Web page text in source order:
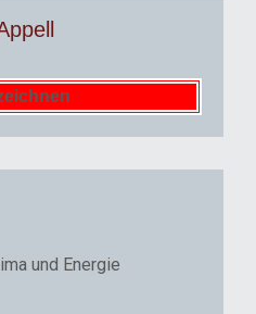
und Energie